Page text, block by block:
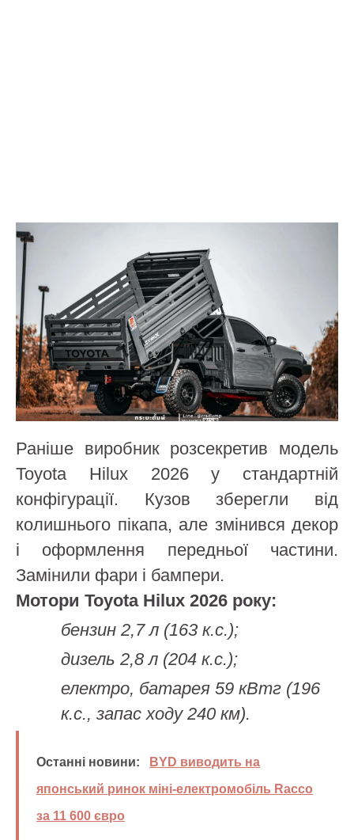
Раніше виробник розсекретив модель
Toyota Hilux 2026 у стандартній
конфігурації. Кузов зберегли від
колишнього пікапа, але змінився декор
і оформлення передньої частини.
Замінили фари і бампери.
Мотори Toyota Hilux 2026 року:
бензин 2,7 л (163 к.с.);
дизель 2,8 л (204 к.с.);
електро, батарея 59 кВтг (196
к.с., запас ходу 240 км).
Останні новини:
BYD виводить на
японський ринок міні-електромобіль Racco
за 11 600 євро